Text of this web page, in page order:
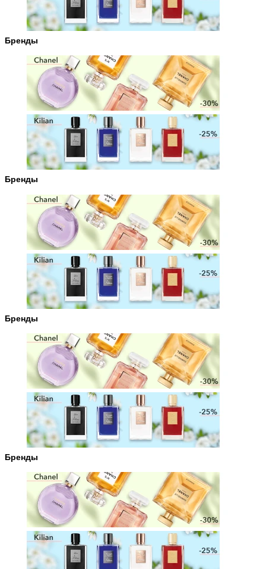
Бренды
Бренды
Бренды
Бренды